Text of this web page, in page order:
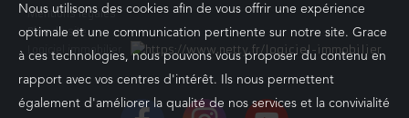
Mentions légales
Plan du site
Logiciel immobilier
Nous utilisons des cookies afin de vous offrir une expérience
optimale et une communication pertinente sur notre site. Grace
à ces technologies, nous pouvons vous proposer du contenu en
rapport avec vos centres d'intérêt. Ils nous permettent
également d'améliorer la qualité de nos services et la convivialité